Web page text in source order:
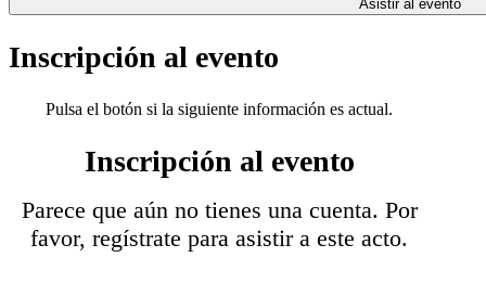
Asistir al evento
Inscripción al evento
Pulsa el botón si la siguiente información es actual.
Inscripción al evento
Parece que aún no tienes una cuenta. Por
favor, regístrate para asistir a este acto.